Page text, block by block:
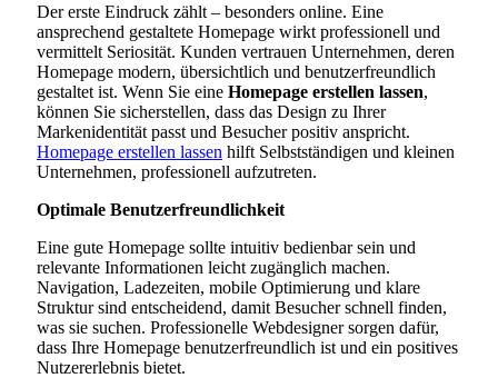
Der erste Eindruck zählt – besonders online. Eine
ansprechend gestaltete Homepage wirkt professionell und
vermittelt Seriosität. Kunden vertrauen Unternehmen, deren
Homepage modern, übersichtlich und benutzerfreundlich
gestaltet ist. Wenn Sie eine Homepage erstellen lassen,
können Sie sicherstellen, dass das Design zu Ihrer
Markenidentität passt und Besucher positiv anspricht.
Homepage erstellen lassen hilft Selbstständigen und kleinen
Unternehmen, professionell aufzutreten.
Optimale Benutzerfreundlichkeit
Eine gute Homepage sollte intuitiv bedienbar sein und
relevante Informationen leicht zugänglich machen.
Navigation, Ladezeiten, mobile Optimierung und klare
Struktur sind entscheidend, damit Besucher schnell finden,
was sie suchen. Professionelle Webdesigner sorgen dafür,
dass Ihre Homepage benutzerfreundlich ist und ein positives
Nutzererlebnis bietet.